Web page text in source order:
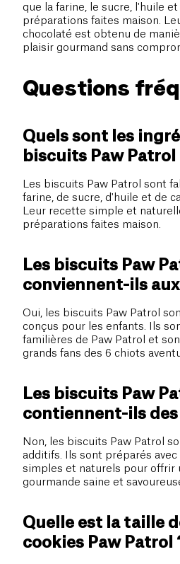
que la farine, le sucre, l'huile
préparations faites maison.
chocolaté est obtenu de
plaisir gourmand sans
Questions
Quels sont les
biscuits Paw Patrol
Les biscuits Paw Patrol sont
farine, de sucre, d'huile et de
Leur recette simple et
préparations faites maison.
Les biscuits Paw
conviennent-ils
Oui, les biscuits Paw Patrol
conçus pour les enfants. Ils
familières de Paw Patrol et
grands fans des 6 chiots
Les biscuits Paw
contiennent-ils
Non, les biscuits Paw Patrol
additifs. Ils sont préparés
simples et naturels pour offrir
gourmande saine et
Quelle est la taille
cookies Paw Patrol